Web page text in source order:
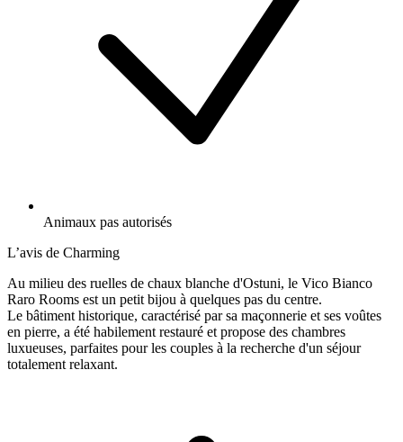
Animaux pas autorisés
L’avis de Charming
Au milieu des ruelles de chaux blanche d'Ostuni, le Vico Bianco
Raro Rooms est un petit bijou à quelques pas du centre.
Le bâtiment historique, caractérisé par sa maçonnerie et ses voûtes
en pierre, a été habilement restauré et propose des chambres
luxueuses, parfaites pour les couples à la recherche d'un séjour
totalement relaxant.